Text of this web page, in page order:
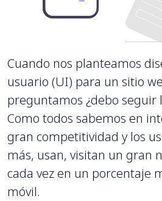
Cuando nos planteamos
usuario (UI) para un sitio
preguntamos ¿debo seguir
Como todos sabemos en
gran competitividad y los
más, usan, visitan un gran
cada vez en un porcentaje
móvil.